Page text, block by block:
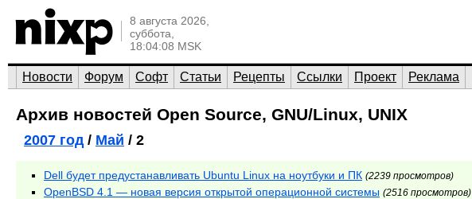
8 августа 2026,
суббота,
18:04:08 MSK
Новости Форум Софт Статьи Рецепты Ссылки Проект Реклама
Архив новостей Open Source, GNU/Linux, UNIX
2007 год/ Май / 2
Dell будет предустанавливать Ubuntu Linux на ноутбуки и ПК (2239 просмотров)
OpenBSD 4.1 — новая версия открытой операционной системы (2516 просмотров)